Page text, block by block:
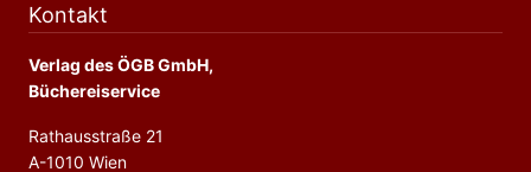
Kontakt
Verlag des ÖGB GmbH,
Büchereiservice
Rathausstraße 21
A-1010 Wien